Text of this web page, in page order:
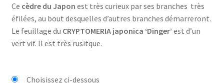
prix :
66,90 €
à
Ce cèdre du Japon est très curieux par ses branches très
éfilées, au bout desquelles d’autres branches démarreront.
Le feuillage du CRYPTOMERIA japonica ‘Dinger’ est d’un
vert vif. Il est très rusitque.
Choisissez ci-dessous